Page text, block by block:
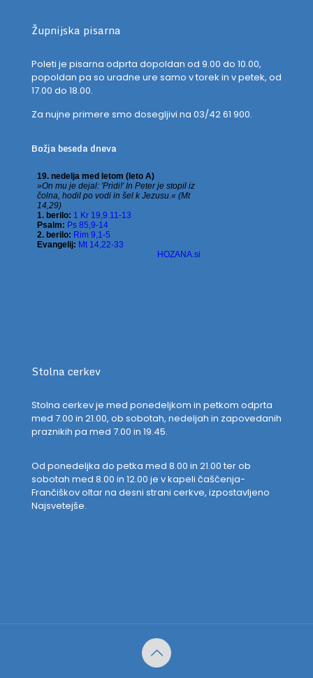
Župnijska pisarna
Poleti je pisarna odprta dopoldan od 9.00 do 10.00,
popoldan pa so uradne ure samo v torek in v petek, od
17.00 do 18.00.
Za nujne primere smo dosegljivi na 03/42 61 900.
Božja beseda dneva
Stolna cerkev
Stolna cerkev je med ponedeljkom in petkom odprta
med 7.00 in 21.00, ob sobotah, nedeljah in zapovedanih
praznikih pa med 7.00 in 19.45.
Od ponedeljka do petka med 8.00 in 21.00 ter ob
sobotah med 8.00 in 12.00 je v kapeli čaščenja-
Frančiškov oltar na desni strani cerkve, izpostavljeno
Najsvetejše.